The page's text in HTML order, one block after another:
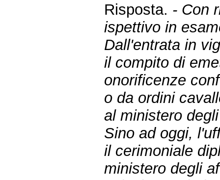
Risposta. - Con
ispettivo in
Dall'entrata in
il compito di
onorificenze
o da ordini
al ministero
Sino ad oggi,
il cerimoniale
ministero degli